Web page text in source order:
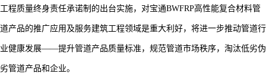
工程质量终身责任承诺制的出台实施，对宝通BWFRP高性能复合材料管
道产品的推广应用及服务建筑工程领域是重大利好，将进一步推动管道行
业健康发展——提升管道产品质量标准，规范管道市场秩序，淘汰低劣伪
劣管道产品和企业。